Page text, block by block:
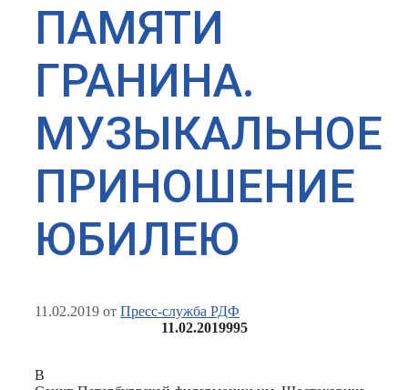
ПАМЯТИ
ГРАНИНА.
МУЗЫКАЛЬНОЕ
ПРИНОШЕНИЕ
ЮБИЛЕЮ
11.02.2019 от Пресс-служба РДФ
11.02.2019995
В